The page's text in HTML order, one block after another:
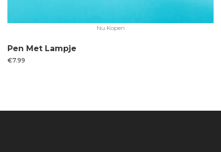
Nu Kopen
Pen Met Lampje
€7.99